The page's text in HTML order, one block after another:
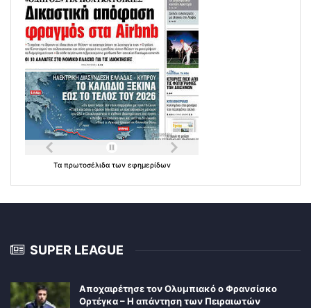
Τα πρωτοσέλιδα των εφημερίδων
SUPER LEAGUE
Αποχαιρέτησε τον Ολυμπιακό ο Φρανσίσκο
Ορτέγκα – Η απάντηση των Πειραιωτών